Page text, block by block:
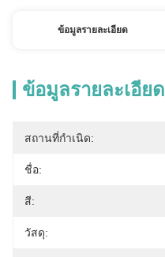
ข้อมูลรายละเอียด
ข้อมูลรายละเอียด
สถานที่กำเนิด:
ชื่อ:
สี:
วัสดุ: